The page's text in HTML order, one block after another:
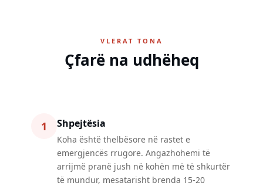
VLERAT TONA
Çfarë na udhëheq
1 Shpejtësia
Koha është thelbësore në rastet e
emergjencës rrugore. Angazhohemi të
arrijmë pranë jush në kohën më të shkurtër
të mundur, mesatarisht brenda 15-20